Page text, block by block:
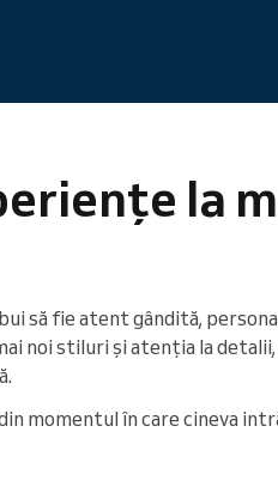
la
să fie atent gândită,
noi stiluri și atenția la
momentul în care cineva